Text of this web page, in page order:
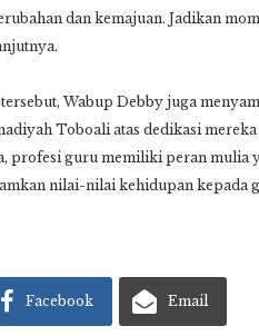
dan kemajuan. Jadikan
tersebut, Wabup Debby juga
Toboali atas dedikasi
profesi guru memiliki peran mulia
nilai-nilai kehidupan kepada
Facebook Email